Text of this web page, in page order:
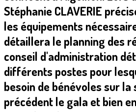
Stéphanie CLAVERIE
les équipements
détaillera le planning des
conseil d'administration
différents postes pour
besoin de bénévoles sur la
précédent le gala et bien